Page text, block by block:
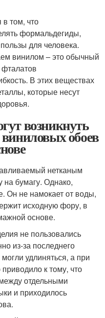
в том, что
формальдегиды,
для человека.
винилом – это обычный
В этих веществах
которые несут
возникнуть
обоев
нетканым
на бумагу. Однако,
Он не намокает от воды,
исходную фору, в
основе.
не пользовались
из-за последнего
удлиняться, а при
к тому, что
отдельными
и приходилось